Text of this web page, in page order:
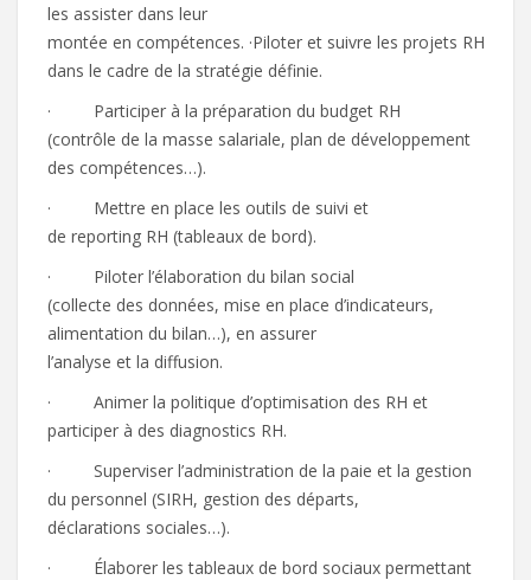
les assister dans leur
montée en compétences. ·Piloter et suivre les projets RH
dans le cadre de la stratégie définie.
· Participer à la préparation du budget RH
(contrôle de la masse salariale, plan de développement
des compétences…).
· Mettre en place les outils de suivi et
de reporting RH (tableaux de bord).
· Piloter l’élaboration du bilan social
(collecte des données, mise en place d’indicateurs,
alimentation du bilan…), en assurer
l’analyse et la diffusion.
· Animer la politique d’optimisation des RH et
participer à des diagnostics RH.
· Superviser l’administration de la paie et la gestion
du personnel (SIRH, gestion des départs,
déclarations sociales…).
· Élaborer les tableaux de bord sociaux permettant